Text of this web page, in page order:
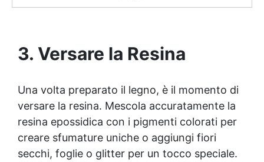
3. Versare la Resina
Una volta preparato il legno, è il momento di
versare la resina. Mescola accuratamente la
resina epossidica con i pigmenti colorati per
creare sfumature uniche o aggiungi fiori
secchi, foglie o glitter per un tocco speciale.